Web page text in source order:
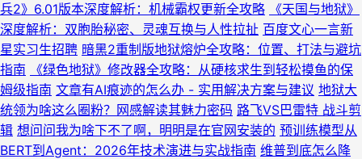
兵2》6.01版本深度解析：机械霸权更新全攻略
《天国与地狱》
深度解析：双胞胎秘密、灵魂互换与人性拉扯 百度文心一言新
星实习生招聘 暗黑2重制版地狱熔炉全攻略：位置、打法与避坑
指南
《绿色地狱》修改器全攻略：从硬核求生到轻松摸鱼的保
姆级指南 文章有AI痕迹的怎么办 - 实用解决方案与建议 地狱大
统领为啥这么圈粉？网感解读其魅力密码 路飞VS巴雷特 战斗剪
辑 想问问我为啥下不了啊，明明是在官网安装的 预训练模型从
BERT到Agent：2026年技术演进与实战指南 维普到底怎么降